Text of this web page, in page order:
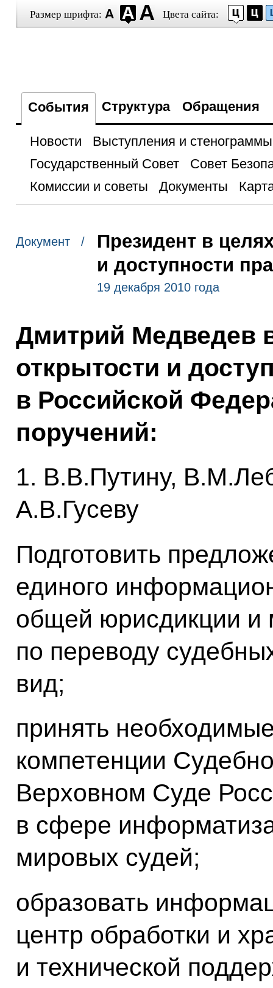
Размер шрифта: Цвета сайта:
События Структура Обращения
Новости
Выступления и стенограммы
Государственный Совет
Совет
Комиссии и советы
Документы
Документ /
Президент в
и доступности
19 декабря 2010 года
Дмитрий Медведев
открытости и
в Российской
поручений:
1. В.В.Путину,
А.В.Гусеву
Подготовить
единого
общей юрисдикции и
по переводу
вид;
принять
компетенции
Верховном Суде
в сфере
мировых судей;
образовать
центр обработки и
и технической